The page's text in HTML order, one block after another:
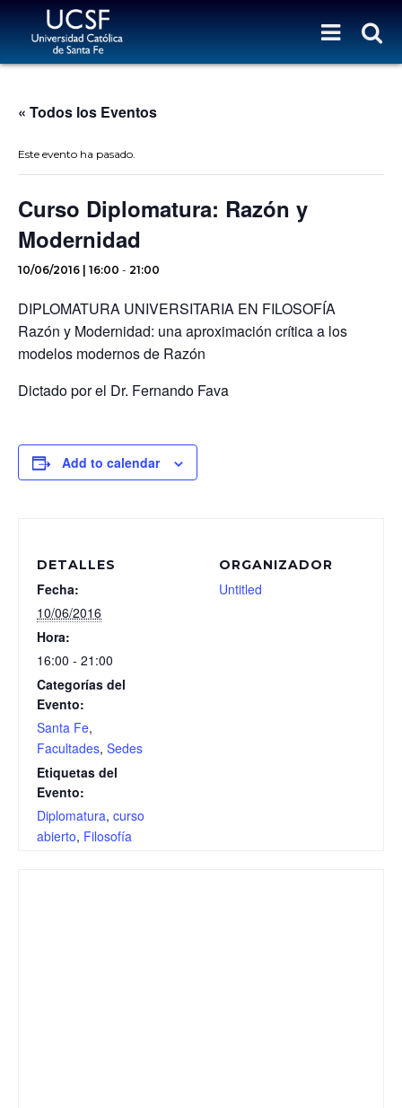
« Todos los Eventos
Este evento ha pasado.
Curso Diplomatura: Razón y
Modernidad
10/06/2016 | 16:00 - 21:00
DIPLOMATURA UNIVERSITARIA EN FILOSOFÍA
Razón y Modernidad: una aproximación crítica a los
modelos modernos de Razón
Dictado por el Dr. Fernando Fava
Add to calendar
DETALLES
Fecha:
10/06/2016
Hora:
16:00 - 21:00
Categorías del
Evento:
Santa Fe,
Facultades, Sedes
Etiquetas del
Evento:
Diplomatura, curso
abierto, Filosofía
ORGANIZADOR
Untitled